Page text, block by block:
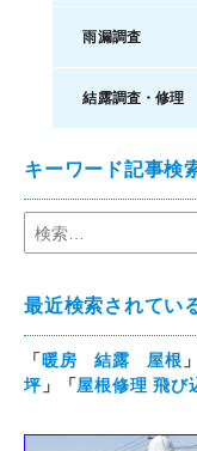
雨漏調査
結露調査・修理
キーワード記事検
最近検索されてい
「暖房 結露 屋根
坪」「屋根修理 飛び